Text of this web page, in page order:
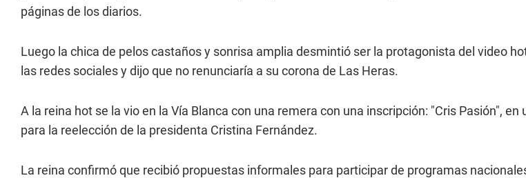
páginas de los diarios.
Luego la chica de pelos castaños y sonrisa amplia desmintió ser la protagonista del video
las redes sociales y dijo que no renunciaría a su corona de Las Heras.
A la reina hot se la vio en la Vía Blanca con una remera con una inscripción: "Cris Pasión", en
para la reelección de la presidenta Cristina Fernández.
La reina confirmó que recibió propuestas informales para participar de programas